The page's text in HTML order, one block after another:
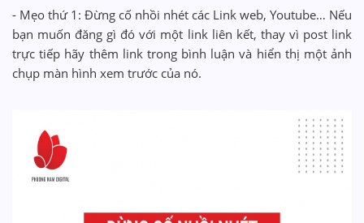
- Mẹo thứ 1: Đừng cố nhồi nhét các Link web, Youtube… Nếu
bạn muốn đăng gì đó với một link liên kết, thay vì post link
trực tiếp hãy thêm link trong bình luận và hiển thị một ảnh
chụp màn hình xem trước của nó.